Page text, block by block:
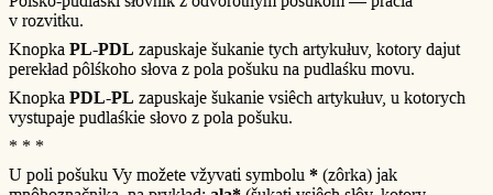
v rozvitku.
Knopka PL-PDL zapuskaje šukanie tych artykułuv, kotory dajut
perekład pôlśkoho słova z pola pošuku na pudlaśku movu.
Knopka PDL-PL zapuskaje šukanie vsiêch artykułuv, u kotorych
vystupaje pudlaśkie słovo z pola pošuku.
* * *
U poli pošuku Vy možete vžyvati symbolu * (zôrka) jak